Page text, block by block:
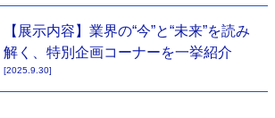
【展示内容】業界の“今”と“未来”を読み
解く、特別企画コーナーを一挙紹介
[2025.9.30]